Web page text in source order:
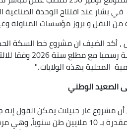
عند افتتاح الوحدة الصناعية
من النقل و بروز مؤسسات المناولة
، أكد الضيف ان مشروع خط السكة
وسيدخل حيز
المحلية يهذه الولايات ."
الصعيد الوطني
مشروع غار جبيلات يمكن القول إنه
لمصانع الحديد و المقدرة بـ 10